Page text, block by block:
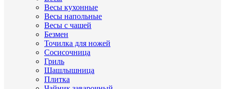
Весы кухонные
Весы напольные
Весы с чашей
Безмен
Точилка для ножей
Сосисочница
Гриль
Шашлышница
Плитка